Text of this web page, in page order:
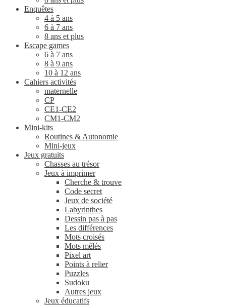
Enquêtes
4 à 5 ans
6 à 7 ans
8 ans et plus
Escape games
6 à 7 ans
8 à 9 ans
10 à 12 ans
Cahiers activités
maternelle
CP
CE1-CE2
CM1-CM2
Mini-kits
Routines & Autonomie
Mini-jeux
Jeux gratuits
Chasses au trésor
Jeux à imprimer
Cherche & trouve
Code secret
Jeux de société
Labyrinthes
Dessin pas à pas
Les différences
Mots croisés
Mots mêlés
Pixel art
Points à relier
Puzzles
Sudoku
Autres jeux
Jeux éducatifs